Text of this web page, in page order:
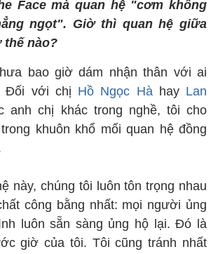
Face mà quan hệ "cơm không
ngọt". Giờ thì quan hệ giữa
nào?
bao giờ dám nhận thân với ai
Đối với chị Hồ Ngọc Hàhay Lan
anh chị khác trong nghề, tôi cho
khuôn khổ mối quan hệ đồng
này, chúng tôi luôn tôn trọng nhau
công bằng nhất: mọi người ủng
luôn sẵn sàng ủng hộ lại. Đó là
giờ của tôi. Tôi cũng tránh nhất